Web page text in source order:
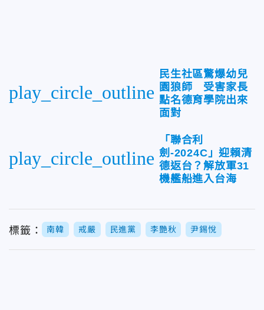
play_circle_outline
民生社區驚爆幼兒
園狼師 受害家長
點名德育學院出來
面對
play_circle_outline
「聯合利
劍-2024C」迎賴清
德返台？解放軍31
機艦船進入台海
標籤： 南韓 戒嚴 民進黨 李艷秋 尹錫悅